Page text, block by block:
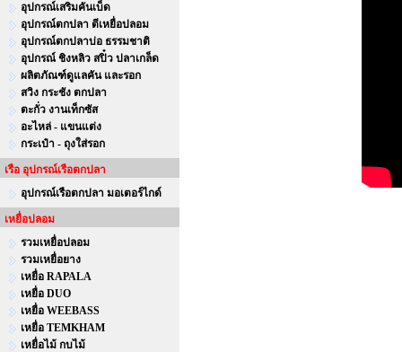
อุปกรณ์เสริมคันเบ็ด
อุปกรณ์ตกปลา ตีเหยื่อปลอม
อุปกรณ์ตกปลาบ่อ ธรรมชาติ
อุปกรณ์ ชิงหลิว สปิ๋ว ปลาเกล็ด
ผลิตภัณฑ์ดูแลคัน และรอก
สวิง กระชัง ตกปลา
ตะกั่ว งานเท็กซัส
อะไหล่ - แขนแต่ง
กระเป๋า - ถุงใส่รอก
เรือ อุปกรณ์เรือตกปลา
อุปกรณ์เรือตกปลา มอเตอร์ไกด์
เหยื่อปลอม
รวมเหยื่อปลอม
รวมเหยื่อยาง
เหยื่อ RAPALA
เหยื่อ DUO
เหยื่อ WEEBASS
เหยื่อ TEMKHAM
เหยื่อไม้ กบไม้